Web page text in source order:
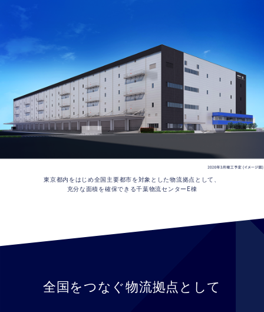
東京都内をはじめ全国主要都市を対象とした物流拠点として、
充分な面積を確保できる千葉物流センターE棟
全国をつなぐ物流拠点として